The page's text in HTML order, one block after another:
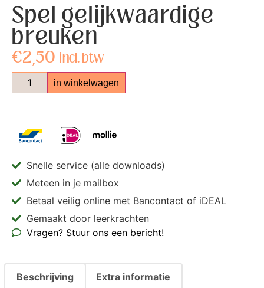
Spel gelijkwaardige
breuken
€2,50 incl. btw
in winkelwagen
Snelle service (alle downloads)
Meteen in je mailbox
Betaal veilig online met Bancontact of iDEAL
Gemaakt door leerkrachten
Vragen? Stuur ons een bericht!
Beschrijving Extra informatie